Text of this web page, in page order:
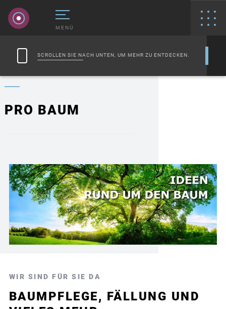
MENÜ
SCROLLEN SIE NACH UNTEN, UM MEHR ZU ENTDECKEN.
PRO BAUM
WIR SIND FÜR SIE DA
BAUMPFLEGE, FÄLLUNG UND